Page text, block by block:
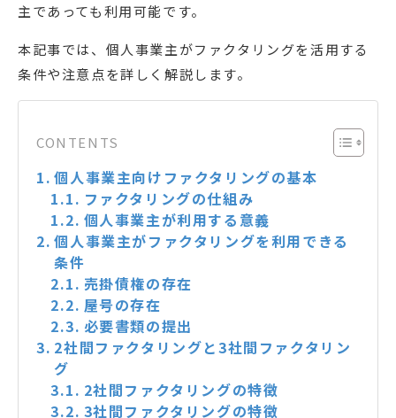
主であっても利用可能です。
本記事では、個人事業主がファクタリングを活用する
条件や注意点を詳しく解説します。
CONTENTS
個人事業主向けファクタリングの基本
ファクタリングの仕組み
個人事業主が利用する意義
個人事業主がファクタリングを利用できる
条件
売掛債権の存在
屋号の存在
必要書類の提出
2社間ファクタリングと3社間ファクタリン
グ
2社間ファクタリングの特徴
3社間ファクタリングの特徴